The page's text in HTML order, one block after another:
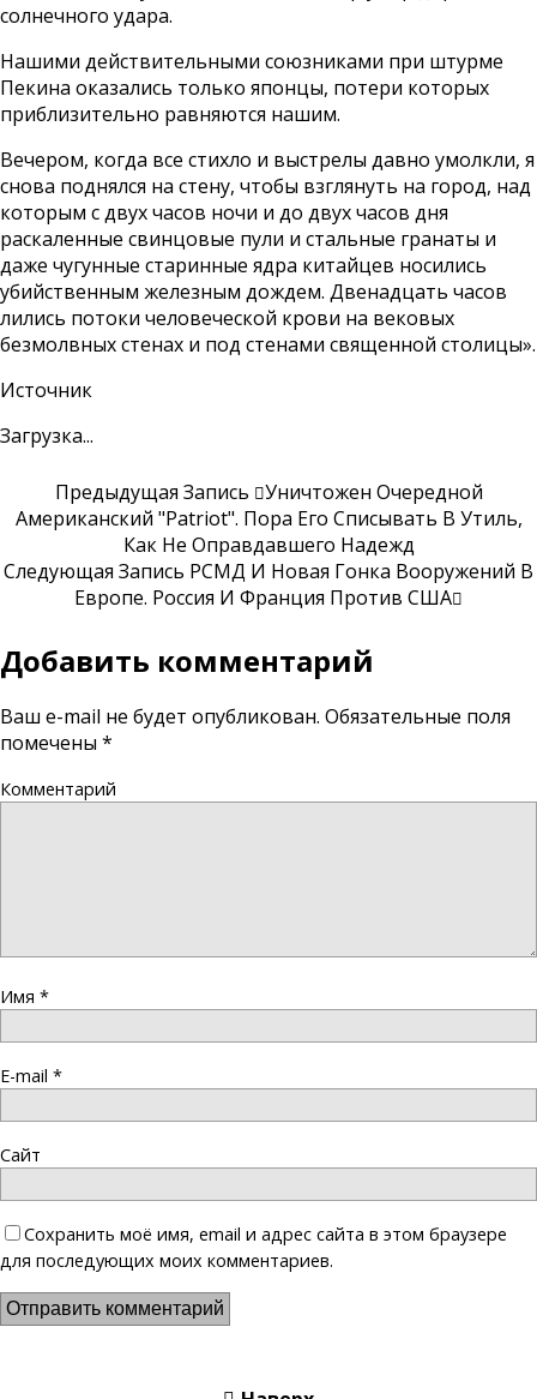
солнечного удара.
Нашими действительными союзниками при штурме
Пекина оказались только японцы, потери которых
приблизительно равняются нашим.
Вечером, когда все стихло и выстрелы давно умолкли, я
снова поднялся на стену, чтобы взглянуть на город, над
которым с двух часов ночи и до двух часов дня
раскаленные свинцовые пули и стальные гранаты и
даже чугунные старинные ядра китайцев носились
убийственным железным дождем. Двенадцать часов
лились потоки человеческой крови на вековых
безмолвных стенах и под стенами священной столицы».
Источник
Загрузка...
Предыдущая Запись
Уничтожен Очередной
Американский "Patriot". Пора Его Списывать В Утиль,
Как Не Оправдавшего Надежд
Следующая Запись РСМД И Новая Гонка Вооружений В
Европе. Россия И Франция Против США
Добавить комментарий
Ваш e-mail не будет опубликован. Обязательные поля
помечены *
Комментарий
Имя *
E-mail *
Сайт
Сохранить моё имя, email и адрес сайта в этом браузере
для последующих моих комментариев.